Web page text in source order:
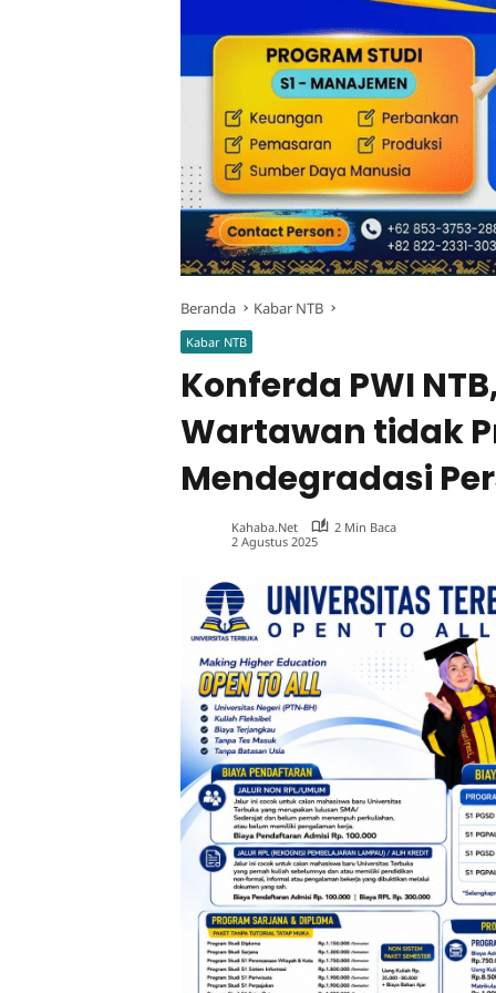
Beranda Kabar NTB
Kabar NTB
Konferda PWI
Wartawan tidak
Mendegradasi
Kahaba.net
2 Min Baca
2 Agustus 2025